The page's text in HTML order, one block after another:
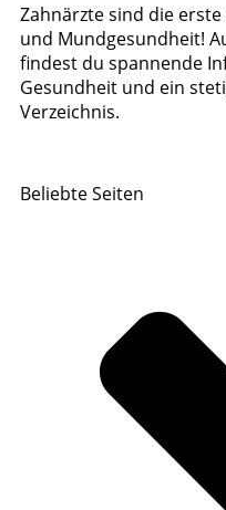
Zahnärzte sind die
und Mundgesundheit!
findest du spannende
Gesundheit und ein
Verzeichnis.
Beliebte Seiten